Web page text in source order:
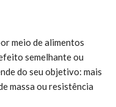
meio de alimentos
semelhante ou
do seu objetivo: mais
massa ou resistência